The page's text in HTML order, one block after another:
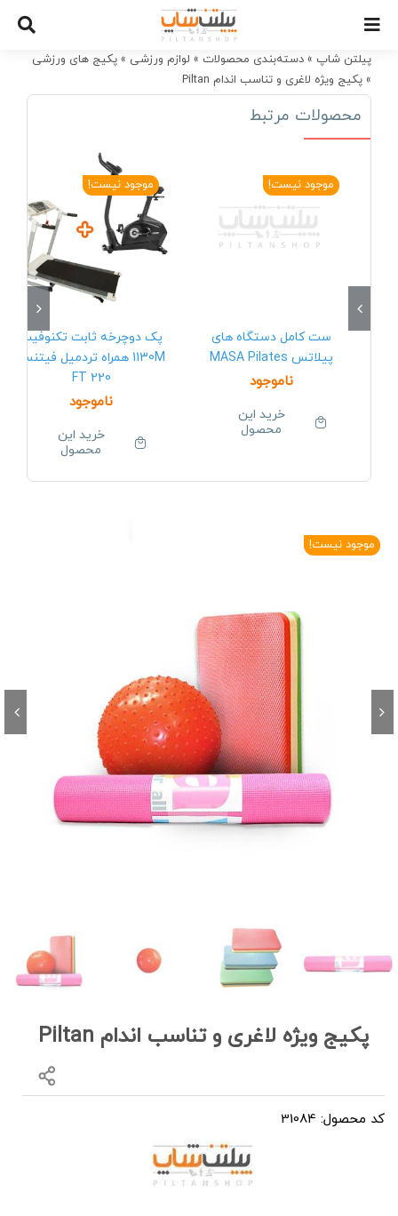
contentپیلتن شاپ » دسته‌بندی محصولات » لوازم ورزشی » پکیج های ورزشی
» پکیج ویژه لاغری و تناسب اندام Piltan
محصولات مرتبط
موجود نیست!
ست کامل دستگاه های
پیلاتس MASA Pilates
ناموجود
خرید این
محصول
موجود نیست!
پک دوچرخه ثابت تکنوفیت
1130M همراه تردمیل فیتنس
FT 220
ناموجود
خرید این
محصول
موجود نیست!
پکیج ویژه لاغری و تناسب اندام Piltan
کد محصول: 31084